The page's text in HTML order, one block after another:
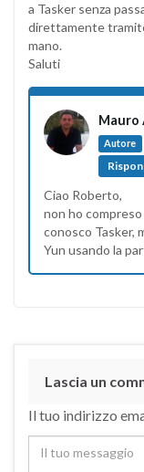
a Tasker senza
direttamente
mano.
Saluti
Mauro
Autore
Ciao Roberto,
non ho
conosco Tasker,
Yun usando la
Lascia un
Il tuo indirizzo